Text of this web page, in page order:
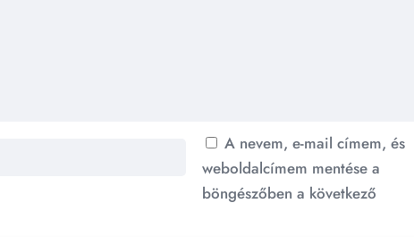
A nevem, e-mail címem, és
weboldalcímem mentése a
böngészőben a következő